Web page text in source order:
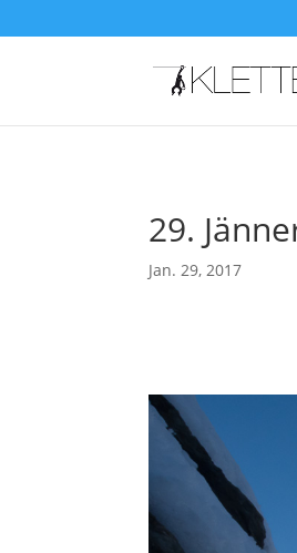
29.
Jan. 29, 2017